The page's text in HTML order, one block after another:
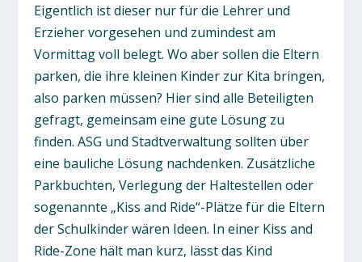
Eigentlich ist dieser nur für die Lehrer und
Erzieher vorgesehen und zumindest am
Vormittag voll belegt. Wo aber sollen die Eltern
parken, die ihre kleinen Kinder zur Kita bringen,
also parken müssen? Hier sind alle Beteiligten
gefragt, gemeinsam eine gute Lösung zu
finden. ASG und Stadtverwaltung sollten über
eine bauliche Lösung nachdenken. Zusätzliche
Parkbuchten, Verlegung der Haltestellen oder
sogenannte „Kiss and Ride“-Plätze für die Eltern
der Schulkinder wären Ideen. In einer Kiss and
Ride-Zone hält man kurz, lässt das Kind